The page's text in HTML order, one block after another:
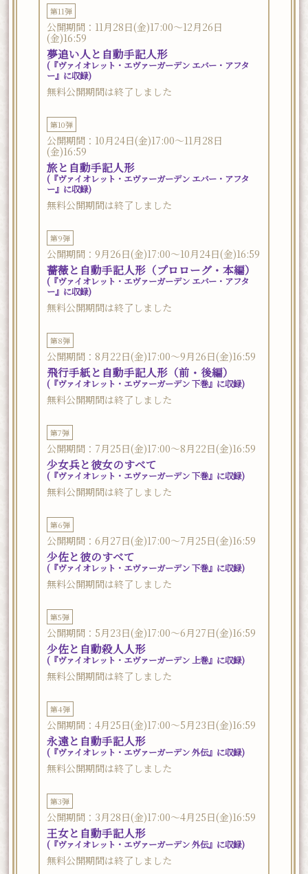
第11弾
公開期間：11月28日(金)17:00～12月26日
(金)16:59
夢追い人と自動手記人形
(『ヴァイオレット・エヴァーガーデン エバー・アフタ
ー』に収録)
無料公開期間は終了しました
第10弾
公開期間：10月24日(金)17:00～11月28日
(金)16:59
旅と自動手記人形
(『ヴァイオレット・エヴァーガーデン エバー・アフタ
ー』に収録)
無料公開期間は終了しました
第9弾
公開期間：9月26日(金)17:00～10月24日(金)16:59
薔薇と自動手記人形（プロローグ・本編）
(『ヴァイオレット・エヴァーガーデン エバー・アフタ
ー』に収録)
無料公開期間は終了しました
第8弾
公開期間：8月22日(金)17:00～9月26日(金)16:59
飛行手紙と自動手記人形（前・後編）
(『ヴァイオレット・エヴァーガーデン 下巻』に収録)
無料公開期間は終了しました
第7弾
公開期間：7月25日(金)17:00～8月22日(金)16:59
少女兵と彼女のすべて
(『ヴァイオレット・エヴァーガーデン 下巻』に収録)
無料公開期間は終了しました
第6弾
公開期間：6月27日(金)17:00～7月25日(金)16:59
少佐と彼のすべて
(『ヴァイオレット・エヴァーガーデン 下巻』に収録)
無料公開期間は終了しました
第5弾
公開期間：5月23日(金)17:00～6月27日(金)16:59
少佐と自動殺人人形
(『ヴァイオレット・エヴァーガーデン 上巻』に収録)
無料公開期間は終了しました
第4弾
公開期間：4月25日(金)17:00～5月23日(金)16:59
永遠と自動手記人形
(『ヴァイオレット・エヴァーガーデン 外伝』に収録)
無料公開期間は終了しました
第3弾
公開期間：3月28日(金)17:00～4月25日(金)16:59
王女と自動手記人形
(『ヴァイオレット・エヴァーガーデン 外伝』に収録)
無料公開期間は終了しました